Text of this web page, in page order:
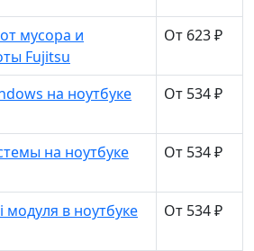
мусора и
Fujitsu
От 623 ₽
на ноутбуке
От 534 ₽
на ноутбуке
От 534 ₽
в ноутбуке
От 534 ₽